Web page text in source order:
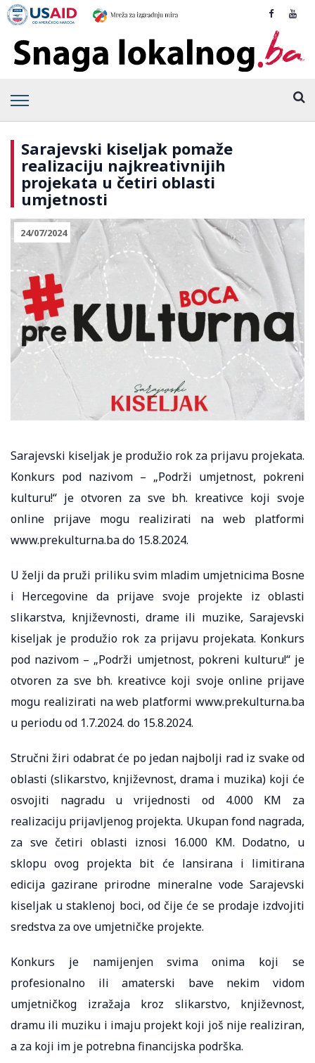
Sarajevski kiseljak pomaže
realizaciju najkreativnijih
projekata u četiri oblasti
umjetnosti
24/07/2024
Sarajevski kiseljak je produžio rok za prijavu projekata.
Konkurs pod nazivom – „Podrži umjetnost, pokreni
kulturu!“ je otvoren za sve bh. kreativce koji svoje
online prijave mogu realizirati na web platformi
www.prekulturna.ba do 15.8.2024.
U želji da pruži priliku svim mladim umjetnicima Bosne
i Hercegovine da prijave svoje projekte iz oblasti
slikarstva, književnosti, drame ili muzike, Sarajevski
kiseljak je produžio rok za prijavu projekata. Konkurs
pod nazivom – „Podrži umjetnost, pokreni kulturu!“ je
otvoren za sve bh. kreativce koji svoje online prijave
mogu realizirati na web platformi www.prekulturna.ba
u periodu od 1.7.2024. do 15.8.2024.
Stručni žiri odabrat će po jedan najbolji rad iz svake od
oblasti (slikarstvo, književnost, drama i muzika) koji će
osvojiti nagradu u vrijednosti od 4.000 KM za
realizaciju prijavljenog projekta. Ukupan fond nagrada,
za sve četiri oblasti iznosi 16.000 KM. Dodatno, u
sklopu ovog projekta bit će lansirana i limitirana
edicija gazirane prirodne mineralne vode Sarajevski
kiseljak u staklenoj boci, od čije će se prodaje izdvojiti
sredstva za ove umjetničke projekte.
Konkurs je namijenjen svima onima koji se
profesionalno ili amaterski bave nekim vidom
umjetničkog izražaja kroz slikarstvo, književnost,
dramu ili muziku i imaju projekt koji još nije realiziran,
a za koji im je potrebna financijska podrška.